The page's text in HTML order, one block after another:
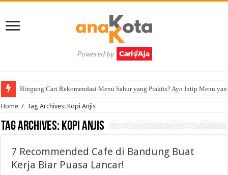
Bingung Cari Rekomendasi Menu Sahur yang Praktis? Ayo Intip Menu
Home / Tag Archives: Kopi Anjis
Tag Archives: Kopi Anjis
7 Recommended Cafe di Bandung Buat
Kerja Biar Puasa Lancar!